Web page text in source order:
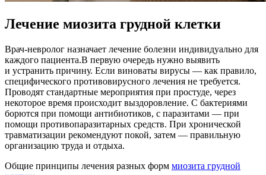
Лечение миозита грудной клетки
Врач-невролог назначает лечение болезни индивидуально для
каждого пациента.В первую очередь нужно выявить
и устранить причину. Если виноваты вирусы — как правило,
специфического противовирусного лечения не требуется.
Проводят стандартные мероприятия при простуде, через
некоторое время происходит выздоровление. С бактериями
борются при помощи антибиотиков, с паразитами — при
помощи противопаразитарных средств. При хронической
травматизации рекомендуют покой, затем — правильную
организацию труда и отдыха.
Общие принципы лечения разных форм миозита грудной